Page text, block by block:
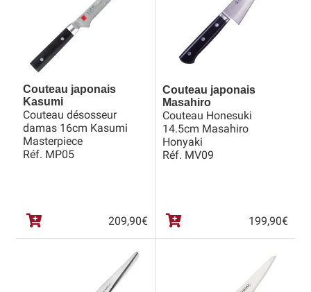
Couteau japonais
Kasumi
Couteau désosseur
damas 16cm Kasumi
Masterpiece
Réf. MP05
209,90€
Couteau japonais
Masahiro
Couteau Honesuki
14.5cm Masahiro
Honyaki
Réf. MV09
199,90€